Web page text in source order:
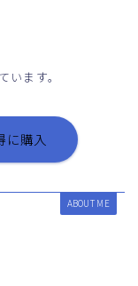
います。
に購入
ABOUT ME